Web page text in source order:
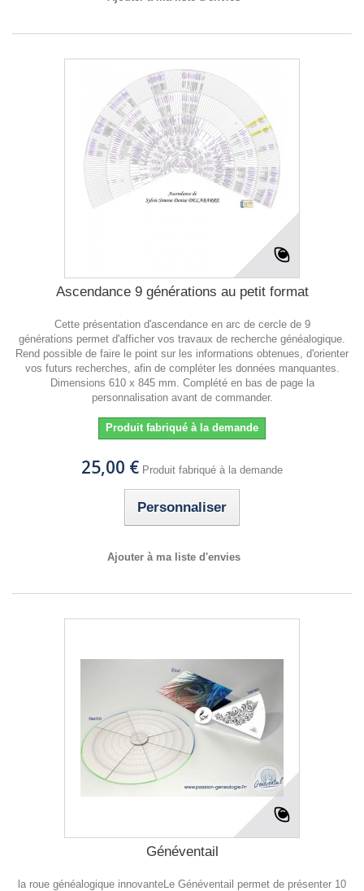
Ascendance 9 générations au petit format
Cette présentation d'ascendance en arc de cercle de 9
générations permet d'afficher vos travaux de recherche généalogique.
Rend possible de faire le point sur les informations obtenues, d'orienter
vos futurs recherches, afin de compléter les données manquantes.
Dimensions 610 x 845 mm. Complété en bas de page la
personnalisation avant de commander.
Produit fabriqué à la demande
25,00 € Produit fabriqué à la demande
Personnaliser
Ajouter à ma liste d'envies
Généventail
la roue généalogique innovanteLe Généventail permet de présenter 10